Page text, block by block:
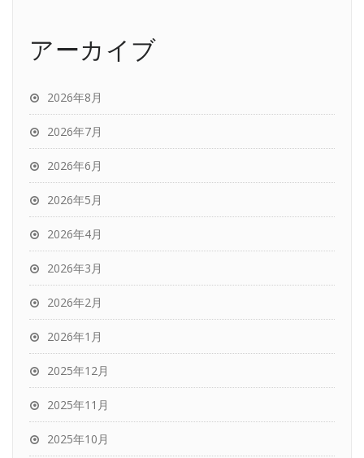
アーカイブ
2026年8月
2026年7月
2026年6月
2026年5月
2026年4月
2026年3月
2026年2月
2026年1月
2025年12月
2025年11月
2025年10月